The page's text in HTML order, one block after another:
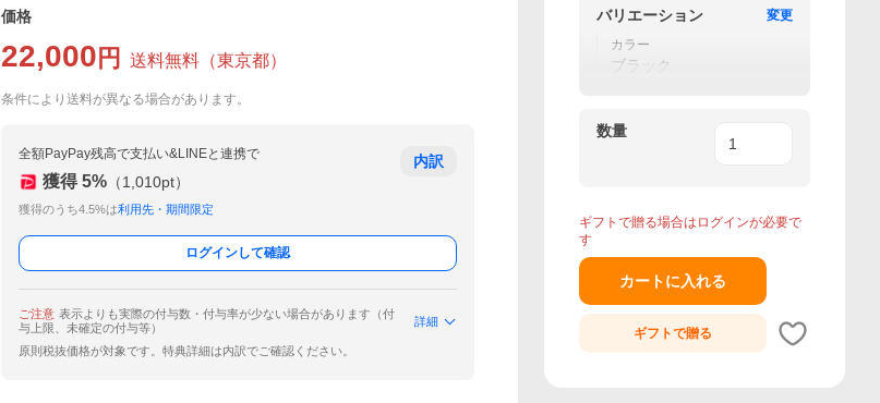
価格
22,000 円 送料無料 （東京都）
条件により送料が異なる場合があります。
全額PayPay残高で支払い&LINEと連携で
獲得 5% （1,010pt）
獲得のうち4.5%は利用先・期間限定
内訳
ログインして確認
ご注意 表示よりも実際の付与数・付与率が少ない場合があります（付
与上限、未確定の付与等）
詳細
原則税抜価格が対象です。特典詳細は内訳でご確認ください。
バリエーション
変更
カラー
ブラック
数量
ギフトで贈る場合はログインが必要で
す
カートに入れる
ギフトで贈る